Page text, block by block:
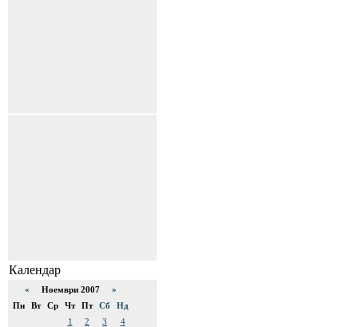
Календар
« Ноември 2007 »
Пн
Вт Ср Чт Пт Сб
Нд
1
2 3
4